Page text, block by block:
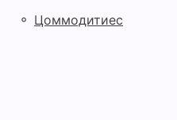
◦ Цоммодитиес